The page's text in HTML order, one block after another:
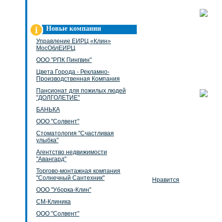
Новые компании
Управление ЕИРЦ «Клин»
МосОблЕИРЦ
ООО "РПК Пингвин"
Цвета Города - Рекламно-
Производственная Компания
Пансионат для пожилых людей
"ДОЛГОЛЕТИЕ"
БАНЬКА
ООО "Солвент"
Стоматология "Счастливая
улыбка"
Агентство недвижимости
"Авангард"
Торгово-монтажная компания
"Солнечный Сантехник"
ООО "Уборка-Клин"
СМ-Клиника
ООО "Солвент"
Нравится